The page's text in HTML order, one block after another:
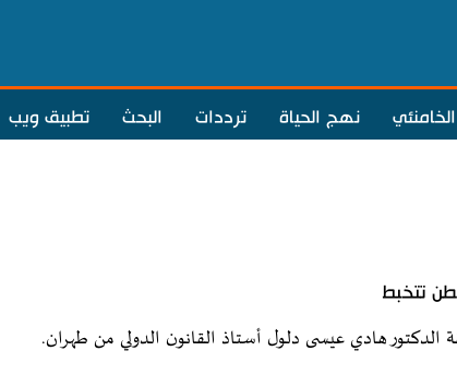
نهج الحياة ترددات البحث تطبيق ويب
تتخبط
هادي عيسى دلول أستاذ القانون الدولي من طهران.